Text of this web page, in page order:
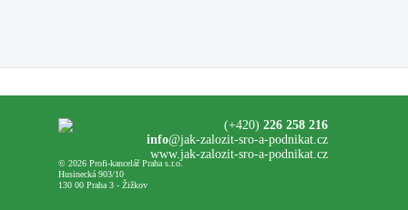
© 2026 Profi-kancelář Praha s.r.o.
Husinecká 903/10
130 00 Praha 3 - Žižkov
(+420) 226 258 216
info@jak-zalozit-sro-a-podnikat.cz
www.jak-zalozit-sro-a-podnikat.cz